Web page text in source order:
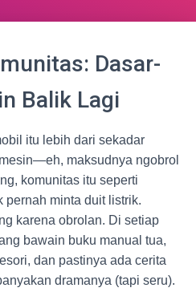
Dasar-
Balik Lagi
itu lebih dari sekadar
maksudnya ngobrol
komunitas itu seperti
pernah minta duit listrik.
karena obrolan. Di setiap
bawain buku manual tua,
dan pastinya ada cerita
dramanya (tapi seru).